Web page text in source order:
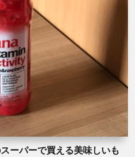
ーパーで買える美味しいも